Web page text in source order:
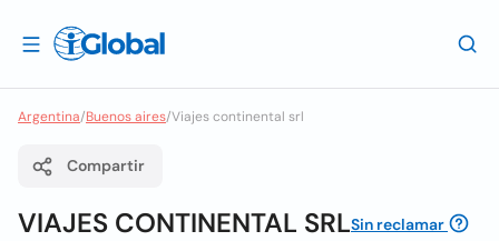
Argentina/Buenos aires/Viajes continental srl
Compartir
VIAJES CONTINENTAL SRLSin reclamar